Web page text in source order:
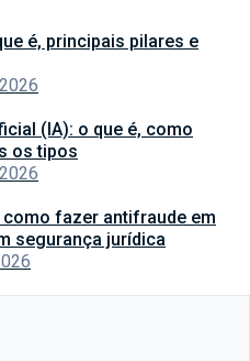
é, principais pilares e
(IA): o que é, como
os tipos
como fazer antifraude em
segurança jurídica